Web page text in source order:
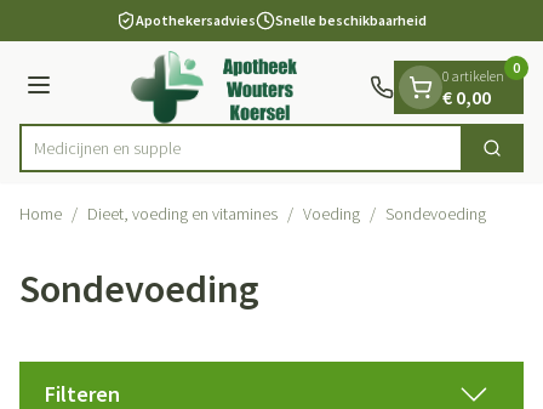
Ga naar de inhoudApothekersadvies Snelle beschikbaarheid
Menu
Product, merk, categorie...
M Zoek
0 artikelen
€ 0,00
0
Home / Dieet, voeding en vitamines / Voeding / Sondevoeding
Sondevoeding
Filteren